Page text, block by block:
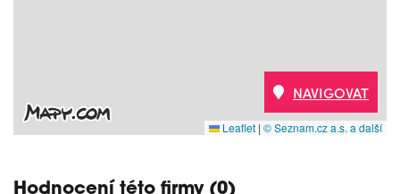
Leaflet | © Seznam.cz a.s. a další
NAVIGOVAT
Hodnocení této firmy (0)